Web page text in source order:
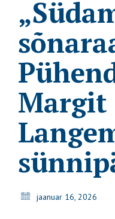
Margit
jaanuar 16, 2026